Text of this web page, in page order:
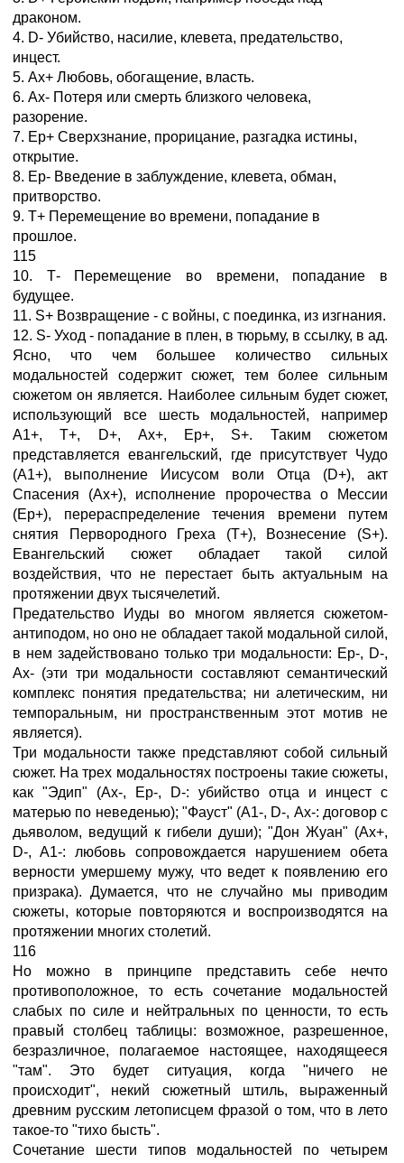
драконом.
4. D- Убийство, насилие, клевета, предательство,
инцест.
5. Ах+ Любовь, обогащение, власть.
6. Ax- Потеря или смерть близкого человека,
разорение.
7. Ер+ Сверхзнание, прорицание, разгадка истины,
открытие.
8. Ер- Введение в заблуждение, клевета, обман,
притворство.
9. Т+ Перемещение во времени, попадание в
прошлое.
115
10. Т- Перемещение во времени, попадание в
будущее.
11. S+ Возвращение - с войны, с поединка, из изгнания.
12. S- Уход - попадание в плен, в тюрьму, в ссылку, в ад.
Ясно, что чем большее количество сильных
модальностей содержит сюжет, тем более сильным
сюжетом он является. Наиболее сильным будет сюжет,
использующий все шесть модальностей, например
А1+, Т+, D+, Ах+, Ер+, S+. Таким сюжетом
представляется евангельский, где присутствует Чудо
(А1+), выполнение Иисусом воли Отца (D+), акт
Спасения (Ах+), исполнение пророчества о Мессии
(Ер+), перераспределение течения времени путем
снятия Первородного Греха (Т+), Вознесение (S+).
Евангельский сюжет обладает такой силой
воздействия, что не перестает быть актуальным на
протяжении двух тысячелетий.
Предательство Иуды во многом является сюжетом-
антиподом, но оно не обладает такой модальной силой,
в нем задействовано только три модальности: Ер-, D-,
Ах- (эти три модальности составляют семантический
комплекс понятия предательства; ни алетическим, ни
темпоральным, ни пространственным этот мотив не
является).
Три модальности также представляют собой сильный
сюжет. На трех модальностях построены такие сюжеты,
как "Эдип" (Ах-, Ер-, D-: убийство отца и инцест с
матерью по неведенью); "Фауст" (А1-, D-, Ах-: договор с
дьяволом, ведущий к гибели души); "Дон Жуан" (Ах+,
D-, A1-: любовь сопровождается нарушением обета
верности умершему мужу, что ведет к появлению его
призрака). Думается, что не случайно мы приводим
сюжеты, которые повторяются и воспроизводятся на
протяжении многих столетий.
116
Но можно в принципе представить себе нечто
противоположное, то есть сочетание модальностей
слабых по силе и нейтральных по ценности, то есть
правый столбец таблицы: возможное, разрешенное,
безразличное, полагаемое настоящее, находящееся
"там". Это будет ситуация, когда "ничего не
происходит", некий сюжетный штиль, выраженный
древним русским летописцем фразой о том, что в лето
такое-то "тихо бысть".
Сочетание шести типов модальностей по четырем